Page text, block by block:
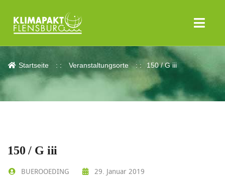
150 / G iii
Startseite Veranstaltungsorte 150 / G iii
150 / G iii
BUEROOEDING
29. Januar 2019